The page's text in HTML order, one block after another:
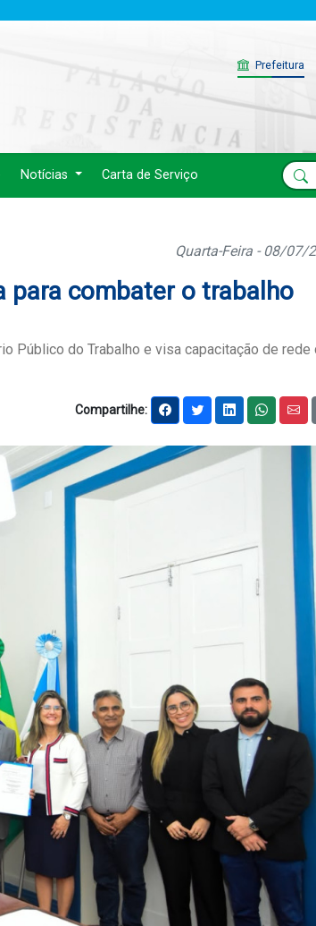
Prefeitura
Notícias Carta de Serviço
Quarta-Feira - 08/07/
para combater o trabalho
Público do Trabalho e visa capacitação de rede
Compartilhe: